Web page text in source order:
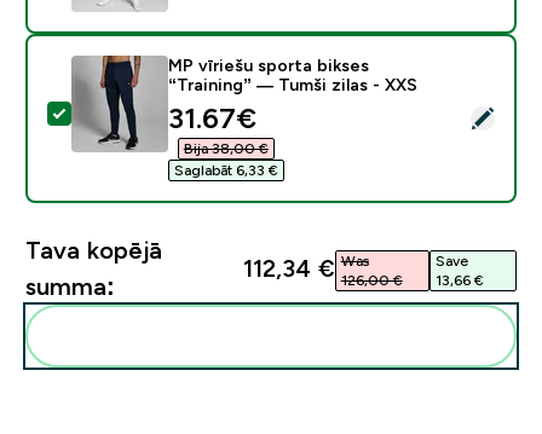
Atlasīt šo produktu - MP vīriešu sporta bikses
MP vīriešu sporta bikses
“Training” — Tumši zilas - XXS
discounted price
31.67€‎
Bija 38,00 €‎
Saglabāt 6,33 €‎
Tava kopējā
summa:
112,34 €‎ Was
126,00 €‎
Save
13,66 €‎